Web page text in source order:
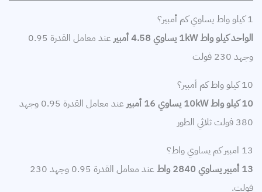
1 كيلو واط يساوي كم أمبير؟
الواحد كيلو واط 1kW يساوي 4.58 أمبير
عند معامل القدرة 0.95
وجهد 230 فولت
10 كيلو واط كم أمبير؟
10 كيلو واط 10kW يساوي 16 أمبير
عند معامل القدرة 0.95 وجهد
380 فولت ثلاثي الطور
13 امبير كم يساوي واط؟
13 أمبير يساوي 2840
واط
عند معامل القدرة 0.95 وجهد 230
فولت.